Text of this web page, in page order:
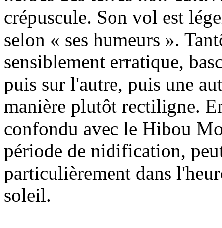
crépuscule. Son vol est
selon « ses humeurs ».
sensiblement erratique,
puis sur l'autre, puis une
manière plutôt rectiligne.
confondu avec le Hibou
période de nidification,
particulièrement dans
soleil.